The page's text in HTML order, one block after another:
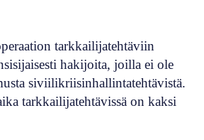
tarkkailijatehtäviin
hakijoita, joilla ei ole
siviilikriisinhallintatehtävistä.
tarkkailijatehtävissä on kaksi